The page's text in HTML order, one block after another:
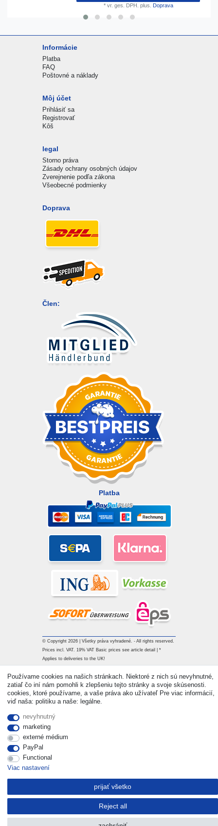
* vr. ges. DPH. plus. Doprava
Informácie
Platba
FAQ
Poštovné a náklady
Môj účet
Prihlásiť sa
Registrovať
Kôš
legal
Storno práva
Zásady ochrany osobných údajov
Zverejnenie podľa zákona
Všeobecné podmienky
Doprava
Člen:
Platba
© Copyright 2026 | Všetky práva vyhradené. - All rights reserved.
Prices incl. VAT. 19% VAT Basic prices see article detail | *
Applies to deliveries to the UK!
Používame cookies na našich stránkach. Niektoré z nich sú nevyhnutné,
zatiaľ čo iní nám pomohli k zlepšeniu tejto stránky a svoje skúsenosti.
cookies, ktoré používame, a vaše práva ako užívateľ Pre viac informácií,
viď naša: politiku a naše: legálne.
nevyhnutný
marketing
externé médium
PayPal
Functional
Viac nastavení
prijať všetko
Reject all
Withdraw from contract here Kontakt